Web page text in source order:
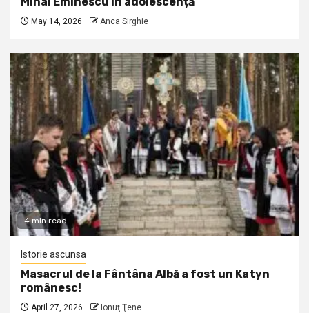
May 14, 2026 Anca Sirghie
4 min read
Istorie ascunsa
Masacrul de la Fântâna Albă a fost un Katyn
românesc!
April 27, 2026 Ionuţ Ţene